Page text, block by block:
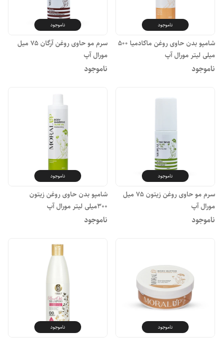
ناموجود
شامپو بدن حاوی روغن ماکادمیا ۵۰۰
میلی لیتر مورال آپ
ناموجود
ناموجود
سرم مو حاوی روغن آرگان ۷۵ میل
مورال آپ
ناموجود
ناموجود
سرم مو حاوی روغن زیتون ۷۵ میل
مورال آپ
ناموجود
ناموجود
شامپو بدن حاوی روغن زیتون
300میلی لیتر مورال آپ
ناموجود
ناموجود ناموجود